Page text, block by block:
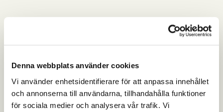
Denna webbplats använder cookies
Vi använder enhetsidentifierare för att anpassa innehållet
och annonserna till användarna, tillhandahålla funktioner
för sociala medier och analysera vår trafik. Vi